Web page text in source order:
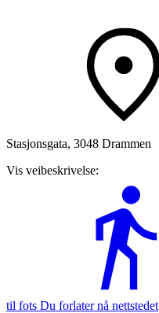
Stasjonsgata, 3048 Drammen
Vis veibeskrivelse:
til fots Du forlater nå nettstedet